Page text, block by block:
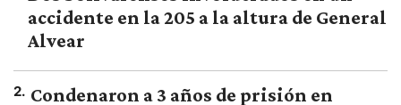
accidente en la 205 a la altura de General
Alvear
2. Condenaron a 3 años de prisión en